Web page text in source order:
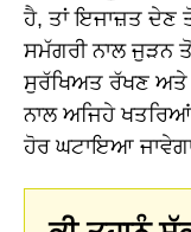
ਹੈ, ਤਾਂ ਇਜਾਜ਼ਤ ਦੇਣ
ਸਮੱਗਰੀ ਨਾਲ ਜੁੜਨ
ਸੁਰੱਖਿਅਤ ਰੱਖਣ
ਨਾਲ ਅਜਿਹੇ
ਹੋਰ ਘਟਾਇਆ